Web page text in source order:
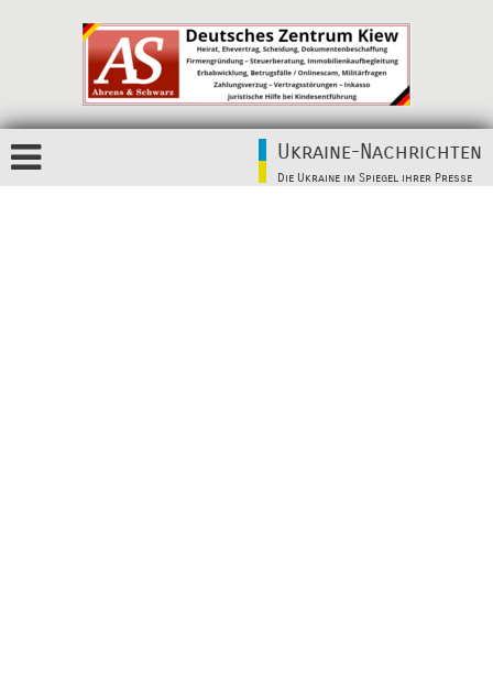
Ukraine-Nachrichten
Die Ukraine im Spiegel ihrer Presse